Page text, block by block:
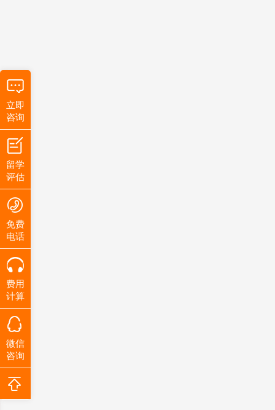
立即
咨询
留学
评估
免费
电话
费用
计算
微信
咨询